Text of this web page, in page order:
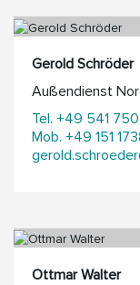
Gerold Schröder
Außendienst
Tel. +49 541
Mob. +49 151
Ottmar Walter